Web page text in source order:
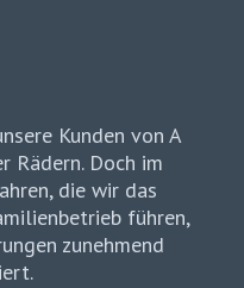
Kunden von A
Rädern. Doch im
die wir das
führen,
zunehmend